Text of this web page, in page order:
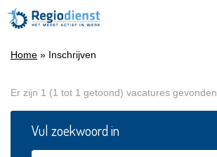
Home » Inschrijven
Er zijn 1 (1 tot 1 getoond) vacatures gevonden
Vul zoekwoord in